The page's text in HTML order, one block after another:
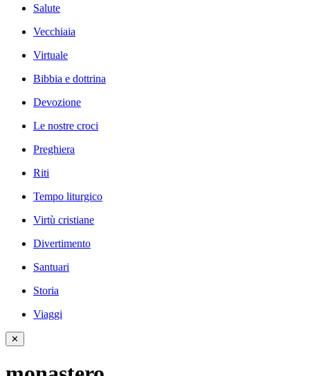
Salute
Vecchiaia
Virtuale
Bibbia e dottrina
Devozione
Le nostre croci
Preghiera
Riti
Tempo liturgico
Virtù cristiane
Divertimento
Santuari
Storia
Viaggi
✕